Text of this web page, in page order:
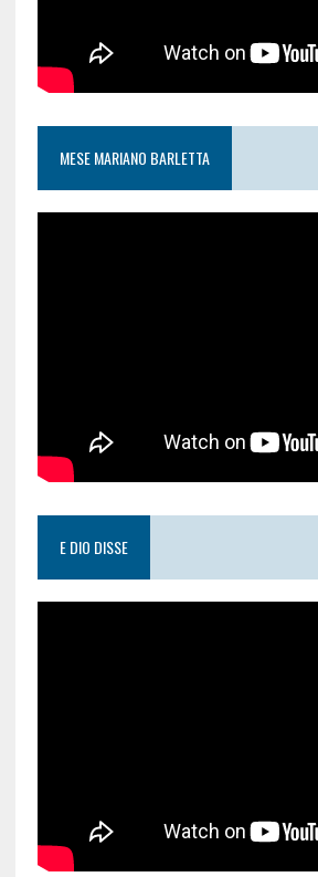
MESE MARIANO BARLETTA
E DIO DISSE